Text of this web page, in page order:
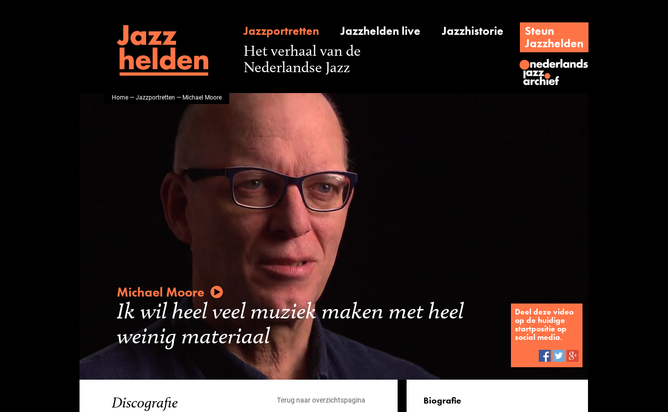
Jazzportretten Jazzhelden live Jazzhistorie
Steun
Jazzhelden
Het verhaal van de
Nederlandse Jazz
Home—Jazzportretten — Michael Moore
Michael Moore
Ik wil heel veel muziek maken met heel
weinig materiaal
Deel deze video
op de huidige
startpositie op
social media.
Discografie Terug naar overzichtspagina Biografie